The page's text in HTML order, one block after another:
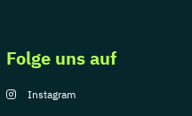
Folge uns auf
Instagram